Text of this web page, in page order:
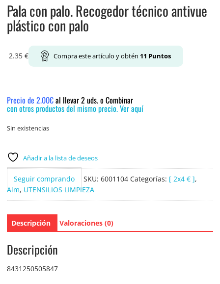
Pala con palo. Recogedor técnico antivue
plástico con palo
2.35 € Compra este artículo y obtén 11 Puntos
Precio de 2.00€al llevar 2 uds. o Combinar
con otros productos del mismo precio. Ver aquí
Sin existencias
Añadir a la lista de deseos
Seguir comprando SKU: 6001104 Categorías: [ 2x4 € ],
Alm,UTENSILIOS LIMPIEZA
Descripción Valoraciones (0)
Descripción
8431250505847